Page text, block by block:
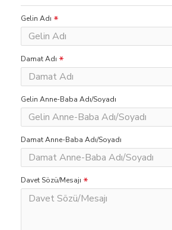
Gelin Adı
Damat Adı
Gelin Anne-Baba Adı/Soyadı
Damat Anne-Baba Adı/Soyadı
Davet Sözü/Mesajı